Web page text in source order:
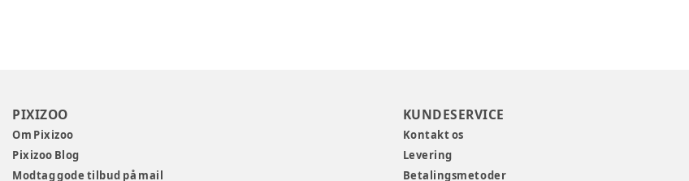
PIXIZOO
Om Pixizoo
Pixizoo Blog
Modtag gode tilbud på mail
KUNDESERVICE
Kontakt os
Levering
Betalingsmetoder